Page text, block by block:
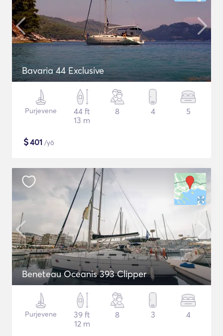
Bavaria 44 Exclusive
Purjevene
44 ft
13 m
8 4 5
$401 /yö
Beneteau Oceanis 393 Clipper
Purjevene
39 ft
12 m
8 3 4